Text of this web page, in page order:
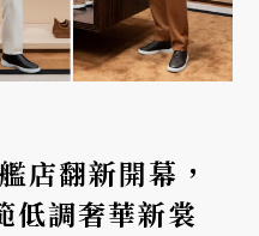
店翻新開幕，
低調奢華新裳